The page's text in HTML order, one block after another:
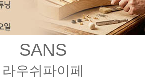
SANS
라우쉬파이페